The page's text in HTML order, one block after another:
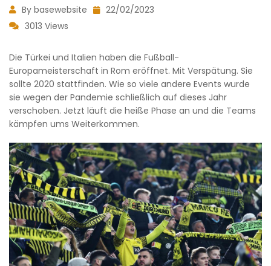
By basewebsite
22/02/2023
3013 Views
Die Türkei und Italien haben die Fußball-
Europameisterschaft in Rom eröffnet. Mit Verspätung. Sie
sollte 2020 stattfinden. Wie so viele andere Events wurde
sie wegen der Pandemie schließlich auf dieses Jahr
verschoben. Jetzt läuft die heiße Phase an und die Teams
kämpfen ums Weiterkommen.